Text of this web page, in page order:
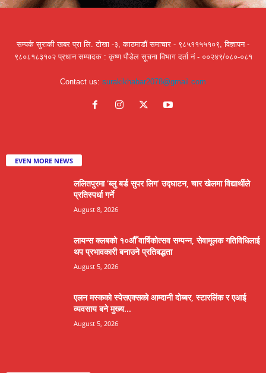
सम्पर्क सुराकी खबर प्रा लि. टोखा -३, काठमाडौं समाचार - ९८५११५५१०९, विज्ञापन -
९८०८१८३१०२ प्रधान सम्पादक : कृष्ण पौडेल सूचना विभाग दर्ता नं - ००२४९/०८०-०८१
Contact us: surakikhabar2078@gmail.com
EVEN MORE NEWS
ललितपुरमा ‘ब्लु बर्ड सुपर लिग’ उद्घाटन, चार खेलमा विद्यार्थीले
प्रतिस्पर्धा गर्ने
August 8, 2026
लायन्स क्लबको १०औँ वार्षिकोत्सव सम्पन्न, सेवामूलक गतिविधिलाई
थप प्रभावकारी बनाउने प्रतिबद्धता
August 5, 2026
एलन मस्कको स्पेसएक्सको आम्दानी दोब्बर, स्टारलिंक र एआई
व्यवसाय बने मुख्य...
August 5, 2026